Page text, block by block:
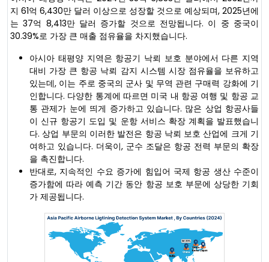
지 61억 6,430만 달러 이상으로 성장할 것으로 예상되며, 2025년에
는 37억 8,413만 달러 증가할 것으로 전망됩니다. 이 중 중국이
30.39%로 가장 큰 매출 점유율을 차지했습니다.
아시아 태평양 지역은 항공기 낙뢰 보호 분야에서 다른 지역
대비 가장 큰 항공 낙뢰 감지 시스템 시장 점유율을 보유하고
있는데, 이는 주로 중국의 군사 및 무역 관련 구매력 강화에 기
인합니다. 다양한 통계에 따르면 미국 내 항공 여행 및 항공 교
통 관제가 눈에 띄게 증가하고 있습니다. 많은 상업 항공사들
이 신규 항공기 도입 및 운항 서비스 확장 계획을 발표했습니
다. 상업 부문의 이러한 발전은 항공 낙뢰 보호 산업에 크게 기
여하고 있습니다. 더욱이, 군수 조달은 항공 전력 부문의 확장
을 촉진합니다.
반대로, 지속적인 수요 증가에 힘입어 국제 항공 생산 수준이
증가함에 따라 예측 기간 동안 항공 보호 부문에 상당한 기회
가 제공됩니다.